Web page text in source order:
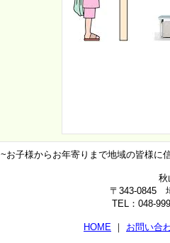
~お子様からお年寄りまで地域の皆様に
秋
〒343-0845
TEL：048-
HOME ｜ お問い合